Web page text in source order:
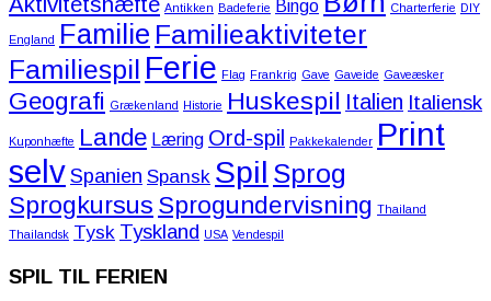
Antikken Badeferie Bingo Charterferie DIY
England Familie Familieaktiviteter
Familiespil Ferie Flag Frankrig Gave Gaveide Gaveæsker
Geografi Grækenland Historie Huskespil Italien Italiensk
Kuponhæfte Lande Læring Ord-spil Pakkekalender Print
selvSpanien Spansk Spil Sprog
Sprogkursus Sprogundervisning Thailand
Thailandsk Tysk Tyskland USA Vendespil
SPIL TIL FERIEN